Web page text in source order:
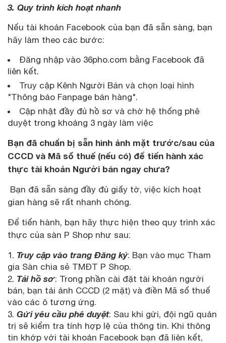
3. Quy trình kích hoạt nhanh
Nếu tài khoản Facebook của bạn đã sẵn sàng, bạn
hãy làm theo các bước:
Đăng nhập vào 36pho.com bằng Facebook đã
liên kết.
Truy cập Kênh Người Bán và chọn loại hình
"Thông báo Fanpage bán hàng".
Cập nhật đầy đủ hồ sơ và chờ hệ thống phê
duyệt trong khoảng 3 ngày làm việc
Bạn đã chuẩn bị sẵn hình ảnh mặt trước/sau của
CCCD và Mã số thuế (nếu có) để tiến hành xác
thực tài khoản Người bán ngay chưa?
Bạn đã sẵn sàng đầy đủ giấy tờ, việc kích hoạt
gian hàng sẽ rất nhanh chóng.
Để tiến hành, bạn hãy thực hiện theo quy trình xác
thực của sàn P Shop như sau:
Truy cập vào trang Đăng ký: Bạn vào mục Tham
gia Sàn chia sẻ TMĐT P Shop.
2. Tải hồ sơ: Trong phần cài đặt tài khoản người
bán, bạn tải ảnh CCCD (2 mặt) và điền Mã số thuế
vào các ô tương ứng.
3. Gửi yêu cầu phê duyệt: Sau khi gửi, đội ngũ quản
trị sẽ kiểm tra tính hợp lệ của thông tin. Khi thông
tin khớp với tài khoản Facebook bạn đã liên kết,